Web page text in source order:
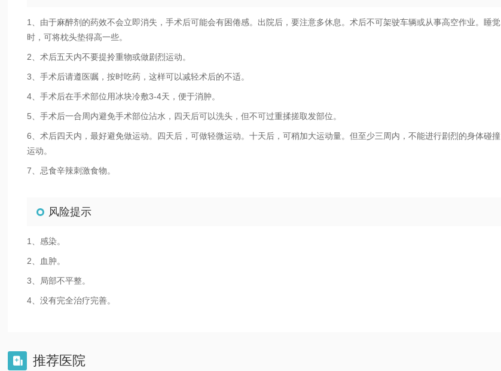
1、由于麻醉剂的药效不会立即消失，手术后可能会有困倦感。出院后，要注意多休息。术后不可架驶车辆或从事高空作业。睡觉
时，可将枕头垫得高一些。
2、术后五天内不要提拎重物或做剧烈运动。
3、手术后请遵医嘱，按时吃药，这样可以减轻术后的不适。
4、手术后在手术部位用冰块冷敷3-4天，便于消肿。
5、手术后一合周内避免手术部位沾水，四天后可以洗头，但不可过重揉搓取发部位。
6、术后四天内，最好避免做运动。四天后，可做轻微运动。十天后，可稍加大运动量。但至少三周内，不能进行剧烈的身体碰撞
运动。
7、忌食辛辣刺激食物。
风险提示
1、感染。
2、血肿。
3、局部不平整。
4、没有完全治疗完善。
 推荐医院